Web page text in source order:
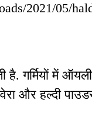
2021/05/
है. गर्मियों में
और हल्दी